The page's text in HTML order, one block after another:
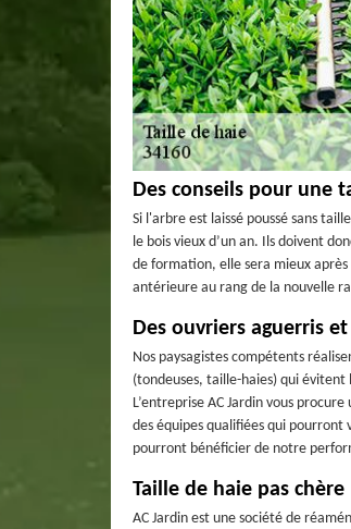
Des conseils pour une
Si l'arbre est laissé poussé sans
le bois vieux d’un an. Ils doivent
de formation, elle sera mieux
antérieure au rang de la nouvelle
Des ouvriers aguerris
Nos paysagistes compétents
(tondeuses, taille-haies) qui
L’entreprise AC Jardin vous
des équipes qualifiées qui
pourront bénéficier de notre
Taille de haie pas chère
AC Jardin est une société de